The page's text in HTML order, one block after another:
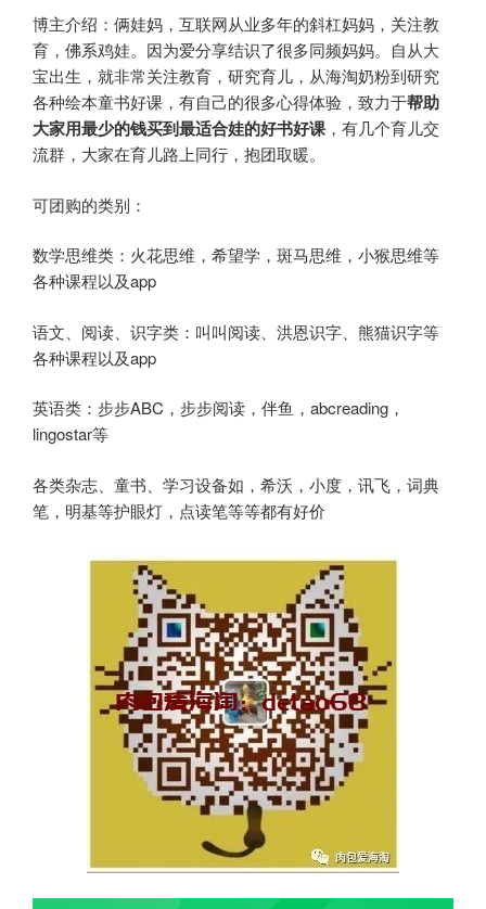
博主介绍：俩娃妈，互联网从业多年的斜杠妈妈，关注教
育，佛系鸡娃。因为爱分享结识了很多同频妈妈。自从大
宝出生，就非常关注教育，研究育儿，从海淘奶粉到研究
各种绘本童书好课，有自己的很多心得体验，致力于帮助
大家用最少的钱买到最适合娃的好书好课 ，有几个育儿交
流群，大家在育儿路上同行，抱团取暖。
可团购的类别：
数学思维类：火花思维，希望学，斑马思维，小猴思维等
各种课程以及app
语文、阅读、识字类：叫叫阅读、洪恩识字、熊猫识字等
各种课程以及app
英语类：步步ABC，步步阅读，伴鱼，abcreading，
lingostar等
各类杂志、童书、学习设备如，希沃，小度，讯飞，词典
笔，明基等护眼灯，点读笔等等都有好价